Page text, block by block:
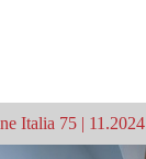
Italia 75 | 11.2024